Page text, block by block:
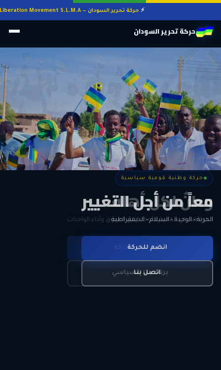
حركة تحرير السودان — Sudan Liberation Movement S.L.M.A
حركة تحرير السودان
حركة وطنية قومية سياسية
وطنٌ لكل أهله
المواطنة هي المعيار الأوحد لنيل الحقوق وأداء الواجبات
تعرّف على الحركة
برنامجنا السياسي
حركة وطنية قومية سياسية
معاً من أجل التغيير
الحرية • الوحدة • السلام • الديمقراطية
انضم للحركة
اتصل بنا